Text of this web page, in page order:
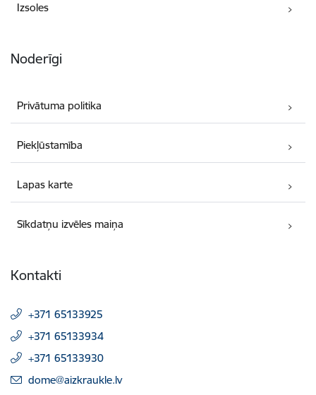
Izsoles
Noderīgi
Privātuma politika
Piekļūstamība
Lapas karte
Sīkdatņu izvēles maiņa
Kontakti
+371 65133925
+371 65133934
+371 65133930
E-pasts:
dome@aizkraukle.lv